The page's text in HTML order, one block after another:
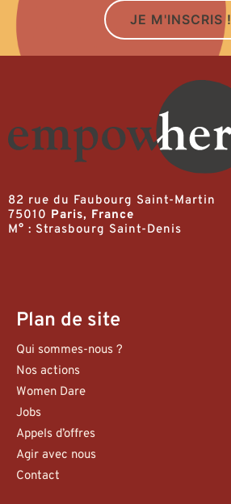
JE M'INSCRIS !
82 rue du Faubourg Saint-Martin
75010 Paris, France
M° : Strasbourg Saint-Denis
Plan de site
Qui sommes-nous ?
Nos actions
Women Dare
Jobs
Appels d’offres
Agir avec nous
Contact